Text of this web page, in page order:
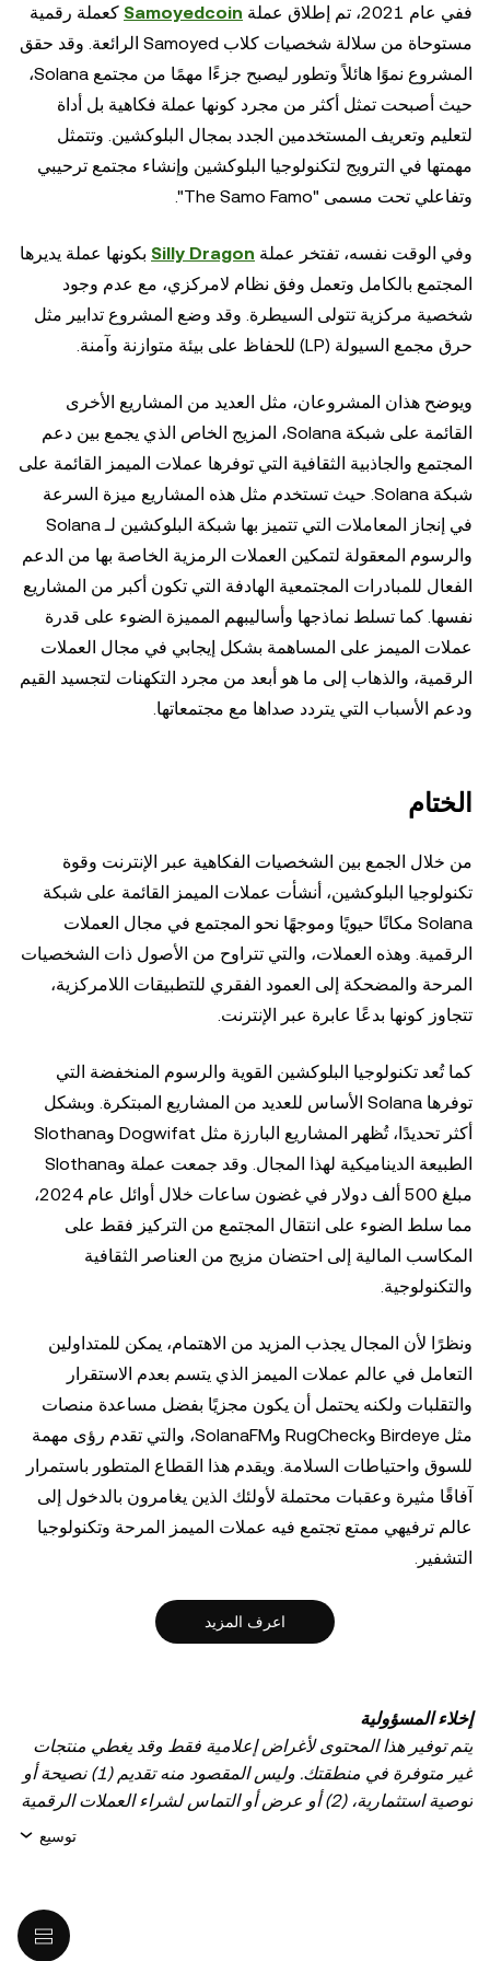
ففي عام 2021، تم إطلاق عملة Samoyedcoin كعملة رقمية
مستوحاة من سلالة شخصيات كلاب Samoyed الرائعة. وقد حقق
المشروع نموًا هائلاً وتطور ليصبح جزءًا مهمًا من مجتمع Solana،
حيث أصبحت تمثل أكثر من مجرد كونها عملة فكاهية بل أداة
لتعليم وتعريف المستخدمين الجدد بمجال البلوكشين. وتتمثل
مهمتها في الترويج لتكنولوجيا البلوكشين وإنشاء مجتمع ترحيبي
وتفاعلي تحت مسمى "The Samo Famo".
وفي الوقت نفسه، تفتخر عملة Silly Dragon بكونها عملة يديرها
المجتمع بالكامل وتعمل وفق نظام لامركزي، مع عدم وجود
شخصية مركزية تتولى السيطرة. وقد وضع المشروع تدابير مثل
حرق مجمع السيولة (LP) للحفاظ على بيئة متوازنة وآمنة.
ويوضح هذان المشروعان، مثل العديد من المشاريع الأخرى
القائمة على شبكة Solana، المزيج الخاص الذي يجمع بين دعم
المجتمع والجاذبية الثقافية التي توفرها عملات الميمز القائمة على
شبكة Solana. حيث تستخدم مثل هذه المشاريع ميزة السرعة
في إنجاز المعاملات التي تتميز بها شبكة البلوكشين لـ Solana
والرسوم المعقولة لتمكين العملات الرمزية الخاصة بها من الدعم
الفعال للمبادرات المجتمعية الهادفة التي تكون أكبر من المشاريع
نفسها. كما تسلط نماذجها وأساليبهم المميزة الضوء على قدرة
عملات الميمز على المساهمة بشكل إيجابي في مجال العملات
الرقمية، والذهاب إلى ما هو أبعد من مجرد التكهنات لتجسيد القيم
ودعم الأسباب التي يتردد صداها مع مجتمعاتها.
الختام
من خلال الجمع بين الشخصيات الفكاهية عبر الإنترنت وقوة
تكنولوجيا البلوكشين، أنشأت عملات الميمز القائمة على شبكة
Solana مكانًا حيويًا وموجهًا نحو المجتمع في مجال العملات
الرقمية. وهذه العملات، والتي تتراوح من الأصول ذات الشخصيات
المرحة والمضحكة إلى العمود الفقري للتطبيقات اللامركزية،
تتجاوز كونها بدعًا عابرة عبر الإنترنت.
كما تُعد تكنولوجيا البلوكشين القوية والرسوم المنخفضة التي
توفرها Solana الأساس للعديد من المشاريع المبتكرة. وبشكل
أكثر تحديدًا، تُظهر المشاريع البارزة مثل Dogwifat وSlothana
الطبيعة الديناميكية لهذا المجال. وقد جمعت عملة وSlothana
مبلغ 500 ألف دولار في غضون ساعات خلال أوائل عام 2024،
مما سلط الضوء على انتقال المجتمع من التركيز فقط على
المكاسب المالية إلى احتضان مزيج من العناصر الثقافية
والتكنولوجية.
ونظرًا لأن المجال يجذب المزيد من الاهتمام، يمكن للمتداولين
التعامل في عالم عملات الميمز الذي يتسم بعدم الاستقرار
والتقلبات ولكنه يحتمل أن يكون مجزيًا بفضل مساعدة منصات
مثل Birdeye وRugCheck وSolanaFM، والتي تقدم رؤى مهمة
للسوق واحتياطات السلامة. ويقدم هذا القطاع المتطور باستمرار
آفاقًا مثيرة وعقبات محتملة لأولئك الذين يغامرون بالدخول إلى
عالم ترفيهي ممتع تجتمع فيه عملات الميمز المرحة وتكنولوجيا
التشفير.
اعرف المزيد
إخلاء المسؤولية
يتم توفير هذا المحتوى لأغراض إعلامية فقط وقد يغطي منتجات
غير متوفرة في منطقتك. وليس المقصود منه تقديم (1) نصيحة أو
توصية استثمارية، (2) أو عرض أو التماس لشراء العملات الرقمية
أو الأصول الرقمية أو بيعها أو الاحتفاظ بها، أو (3) استشارة مالية
على درجة عالية من المخاطرة، ويُمكِن أن تشهد تقلّبًا كبيرًا في
قيمتها. لذا، ينبغي لك التفكير جيدًا فيما إذا كان تداول العملات
توسيع